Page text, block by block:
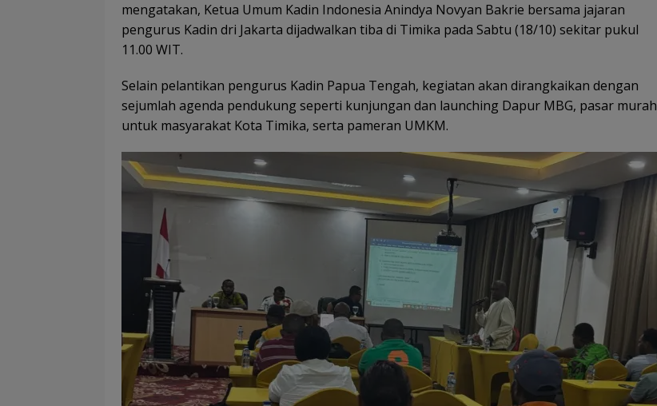
mengatakan, Ketua Umum Kadin Indonesia Anindya Novyan Bakrie bersama jajaran
pengurus Kadin dri Jakarta dijadwalkan tiba di Timika pada Sabtu (18/10) sekitar pukul
11.00 WIT.
Selain pelantikan pengurus Kadin Papua Tengah, kegiatan akan dirangkaikan dengan
sejumlah agenda pendukung seperti kunjungan dan launching Dapur MBG, pasar murah
untuk masyarakat Kota Timika, serta pameran UMKM.